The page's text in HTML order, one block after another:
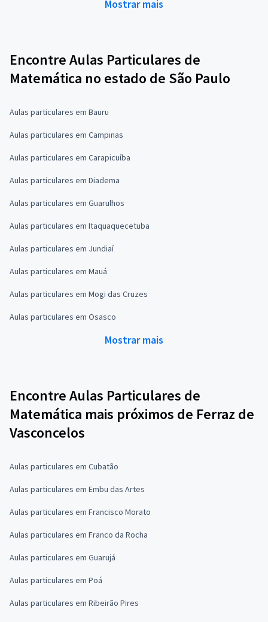
Mostrar mais
Encontre Aulas Particulares de
Matemática no estado de São Paulo
Aulas particulares em Bauru
Aulas particulares em Campinas
Aulas particulares em Carapicuíba
Aulas particulares em Diadema
Aulas particulares em Guarulhos
Aulas particulares em Itaquaquecetuba
Aulas particulares em Jundiaí
Aulas particulares em Mauá
Aulas particulares em Mogi das Cruzes
Aulas particulares em Osasco
Mostrar mais
Encontre Aulas Particulares de
Matemática mais próximos de Ferraz de
Vasconcelos
Aulas particulares em Cubatão
Aulas particulares em Embu das Artes
Aulas particulares em Francisco Morato
Aulas particulares em Franco da Rocha
Aulas particulares em Guarujá
Aulas particulares em Poá
Aulas particulares em Ribeirão Pires